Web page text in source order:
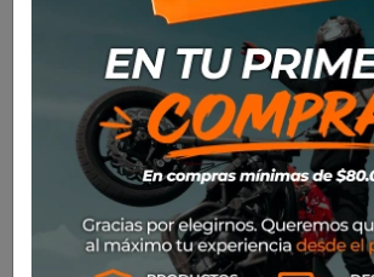
Productos
Neumático Rinaldi
CAP. B (68M)
Neumático Rinaldi 120/
RW33 CAP. B (68M)